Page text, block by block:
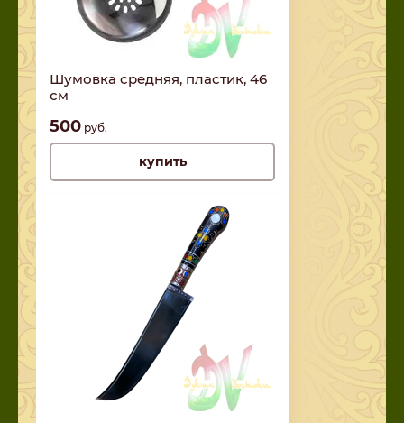
Шумовка средняя, пластик, 46
см
500 руб.
купить